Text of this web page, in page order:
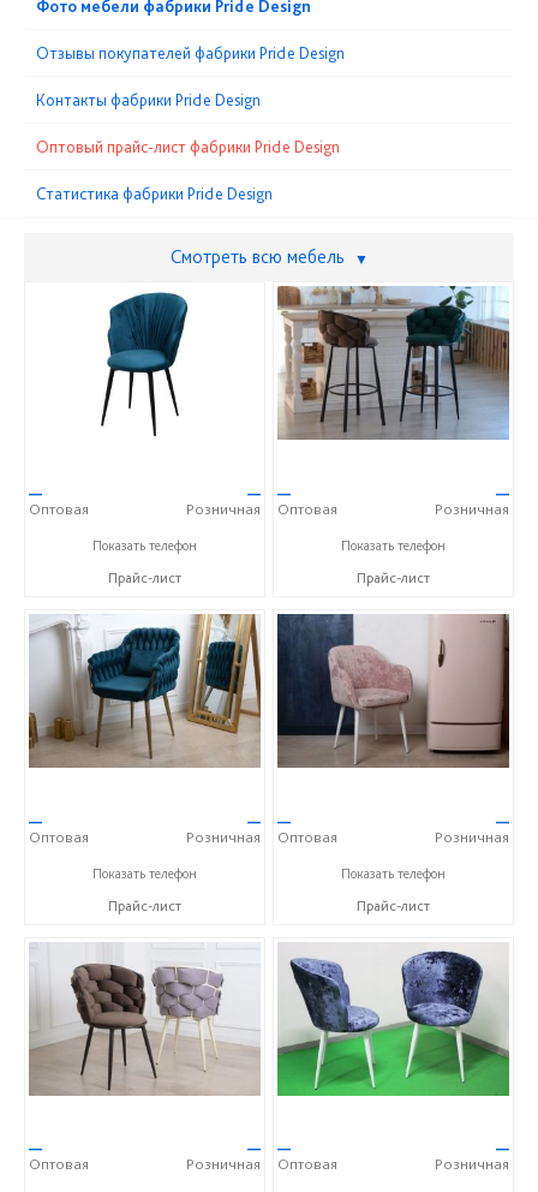
Фото мебели фабрики Pride Design
Отзывы покупателей фабрики Pride Design
Контакты фабрики Pride Design
Оптовый прайс-лист фабрики Pride Design
Статистика фабрики Pride Design
Смотреть всю мебель ▼
—
Оптовая
—
Розничная
+7 (937) 666-10-50
Показать телефон
Прайс-лист
—
Оптовая
—
Розничная
+7 (937) 666-10-50
Показать телефон
Прайс-лист
—
Оптовая
—
Розничная
+7 (937) 666-10-50
Показать телефон
Прайс-лист
—
Оптовая
—
Розничная
+7 (937) 666-10-50
Показать телефон
Прайс-лист
—
Оптовая
—
Розничная
—
Оптовая
—
Розничная